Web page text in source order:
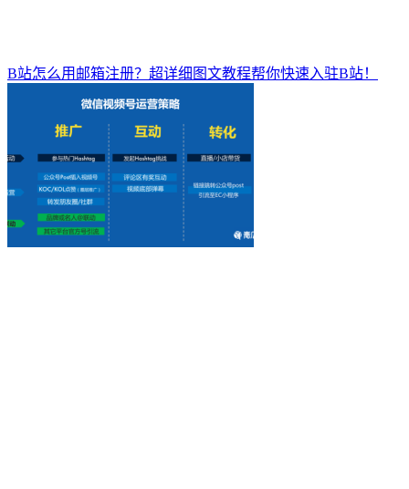
B站怎么用邮箱注册？超详细图文教程帮你快速入驻B站！